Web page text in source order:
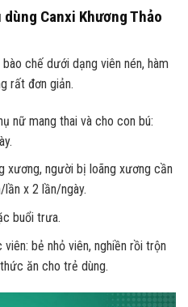
Canxi Khương Thảo
chế dưới dạng viên nén, hàm
rất đơn giản.
nữ mang thai và cho con bú:
xương, người bị loãng xương cần
lần x 2 lần/ngày.
buổi trưa.
bẻ nhỏ viên, nghiền rồi trộn
ăn cho trẻ dùng.